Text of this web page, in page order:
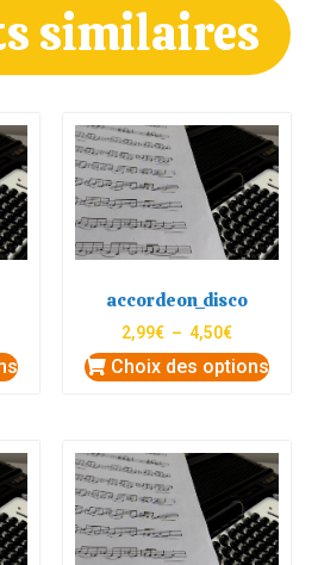
similaires
accordeon_disco
2,99€ – 4,50€
Choix des options